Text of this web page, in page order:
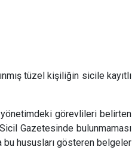
tüzel kişiliğin sicile kayıtlı
görevlileri belirten
Gazetesinde bulunmaması
hususları gösteren belgeler